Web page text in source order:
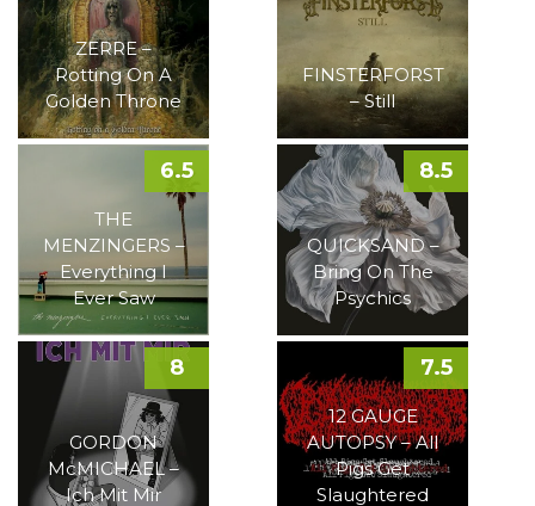
ZERRE –
Rotting On A
Golden Throne
FINSTERFORST
– Still
THE
MENZINGERS –
Everything I
Ever Saw
6.5
QUICKSAND –
Bring On The
Psychics
8.5
GORDON
McMICHAEL –
Ich Mit Mir
8
12 GAUGE
AUTOPSY – All
Pigs Get
Slaughtered
7.5